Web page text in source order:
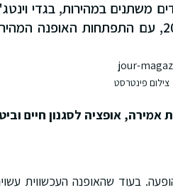
משתנים במהירות, בגדי
אותנטיות, קיומיות וסגנון נצחי. אך בשנת 2024, עם
צילום פינטרסט
אופציה לסגנון חיים
בעוד שהאופנה העכשווית